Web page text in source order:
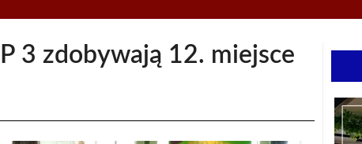
3 zdobywają 12. miejsce